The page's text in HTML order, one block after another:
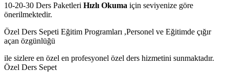
10-20-30 Ders Paketleri Hızlı Okuma için seviyenize göre
önerilmektedir.
Özel Ders Sepeti Eğitim Programları ,Personel ve Eğitimde çığır
açan özgünlüğü
ile sizlere en özel en profesyonel özel ders hizmetini sunmaktadır.
Özel Ders Sepet